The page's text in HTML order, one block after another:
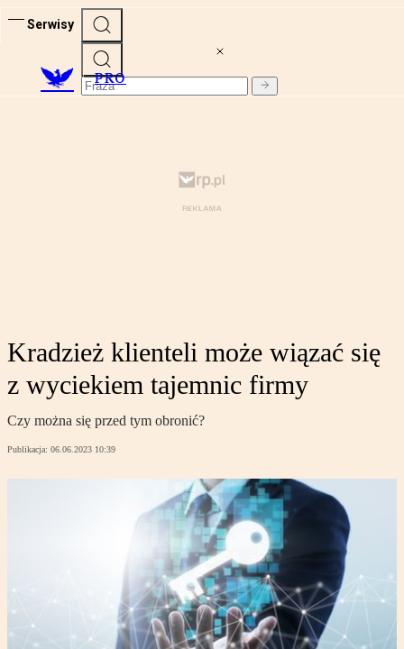
Serwisy
PRO
Kradzież klienteli może wiązać się
z wyciekiem tajemnic firmy
Czy można się przed tym obronić?
Publikacja: 06.06.2023 10:39